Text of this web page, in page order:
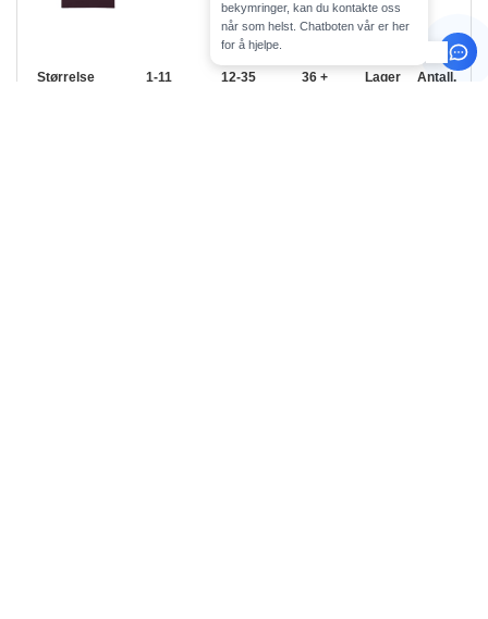
Størrelse 1-11 12-35 36 + Lager Antall.
bekymringer, kan du kontakte oss
når som helst. Chatboten vår er her
for å hjelpe.